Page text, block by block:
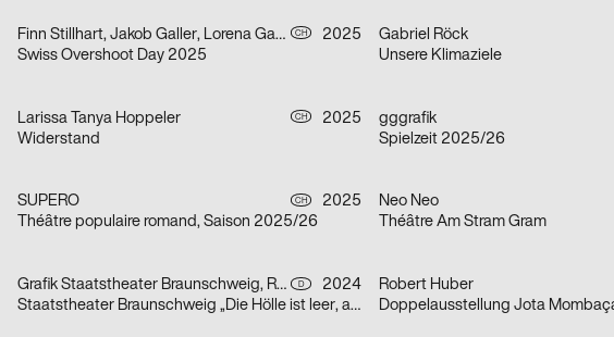
Finn Stillhart, Jakob Galler, Lorena Gamper CH
2025
Swiss Overshoot Day 2025
Gabriel Röck
Unsere Klimaziele
Larissa Tanya Hoppeler CH
2025
Widerstand
gggrafik
Spielzeit 2025/26
SUPERO CH
2025
Théâtre populaire romand, Saison 2025/26
Neo Neo
Théâtre Am Stram Gram
Grafik Staatstheater Braunschweig, Running Water Creative Group, Studio Max Kuwertz D
2024
Staatstheater Braunschweig „Die Hölle ist leer, alle Teufel sind hier“
Robert Huber